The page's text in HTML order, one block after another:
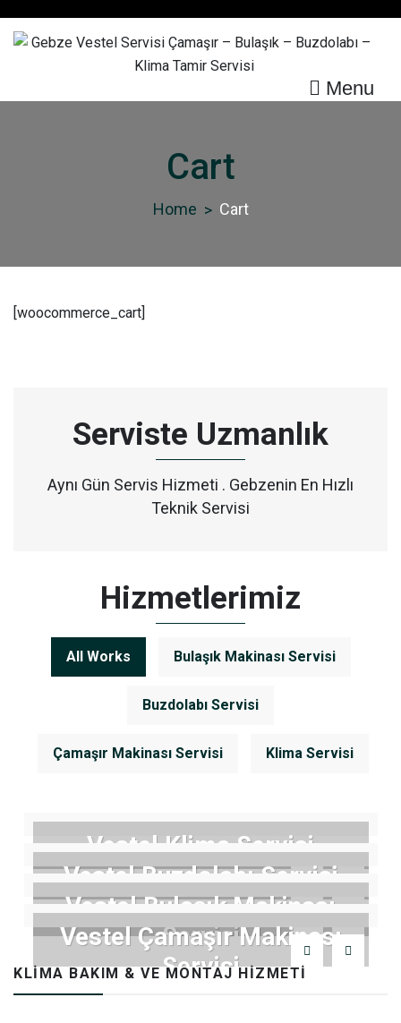
Gebze Vestel Servisi
Buzdolabı – Klima Tamir
Servisi
Menu
Cart
Home Cart
[woocommerce_cart]
Serviste Uzmanlık
Aynı Gün Servis Hizmeti . Gebzenin En Hızlı
Teknik Servisi
Hizmetlerimiz
All Works Bulaşık Makinası Servisi
Buzdolabı Servisi
Çamaşır Makinası Servisi Klima Servisi
Vestel Klima Servisi
Vestel Buzdolabı Servisi
Vestel Bulaşık Makinası
Servisi
Vestel Çamaşır Makinası
Servisi
KLIMA BAKIM & VE MONTAJ HIZMETI